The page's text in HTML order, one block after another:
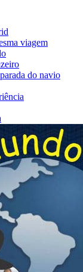
viagem
do navio